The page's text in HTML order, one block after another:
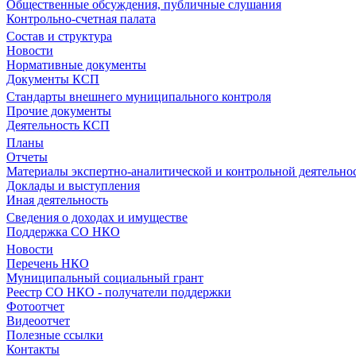
Общественные обсуждения, публичные слушания
Контрольно-счетная палата
Состав и структура
Новости
Нормативные документы
Документы КСП
Стандарты внешнего муниципального контроля
Прочие документы
Деятельность КСП
Планы
Отчеты
Материалы экспертно-аналитической и контрольной
Доклады и выступления
Иная деятельность
Сведения о доходах и имуществе
Поддержка СО НКО
Новости
Перечень НКО
Муниципальный социальный грант
Реестр СО НКО - получатели поддержки
Фотоотчет
Видеоотчет
Полезные ссылки
Контакты